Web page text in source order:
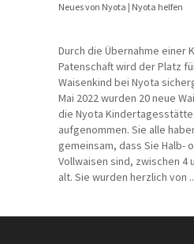
Neues von Nyota | Nyota helfen
Durch die Übernahme einer
Patenschaft wird der Platz
Waisenkind bei Nyota
Mai 2022 wurden 20 neue
die Nyota Kindertagesstätte
aufgenommen. Sie alle
gemeinsam, dass Sie Halb-
Vollwaisen sind, zwischen 4
alt. Sie wurden herzlich von